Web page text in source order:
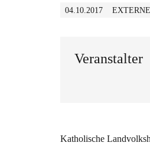
04.10.2017
Veranstalter
Katholische